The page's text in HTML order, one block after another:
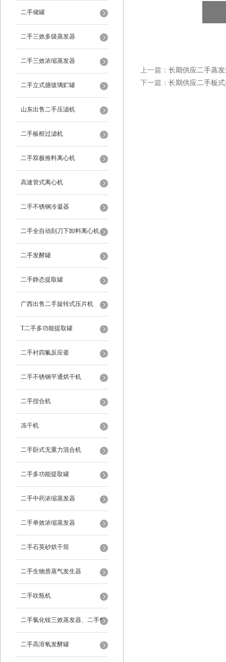
二手储罐
二手三效多级蒸发器
二手三效浓缩蒸发器
二手立式搪玻璃贮罐
山东出售二手压滤机
二手板框过滤机
二手双极推料离心机
高速管式离心机
二手不锈钢冷凝器
二手全自动刮刀下卸料离心机
二手发酵罐
二手静态提取罐
广西出售二手旋转式压片机
T二手多功能提取罐
二手衬四氟反应釜
二手不锈钢平通烘干机
二手捏合机
冻干机
二手卧式无重力混合机
二手多功能提取罐
二手中药浓缩蒸发器
二手单效浓缩蒸发器
二手石英砂烘干筒
二手生物质蒸气发生器
二手吹瓶机
二手氯化铵三效蒸发器、二手*
蒸发器
二手高溶氧发酵罐
上一篇： 长期供应二手蒸
下一篇： 长期供应二手板